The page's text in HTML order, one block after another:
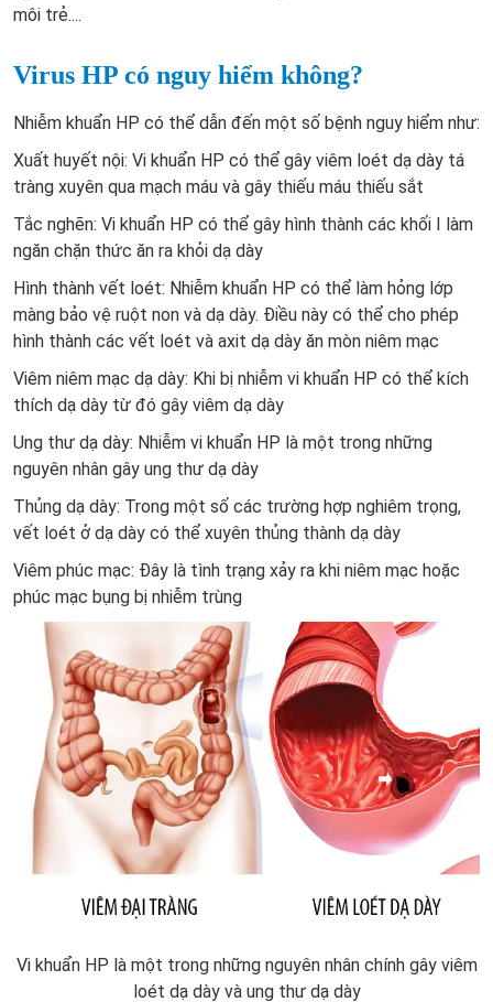
môi trẻ....
Virus HP có nguy hiểm không?
Nhiễm khuẩn HP có thể dẫn đến một số bệnh nguy hiểm như:
Xuất huyết nội: Vi khuẩn HP có thể gây viêm loét dạ dày tá
tràng xuyên qua mạch máu và gây thiếu máu thiếu sắt
Tắc nghẽn: Vi khuẩn HP có thể gây hình thành các khối I làm
ngăn chặn thức ăn ra khỏi dạ dày
Hình thành vết loét: Nhiễm khuẩn HP có thể làm hỏng lớp
màng bảo vệ ruột non và dạ dày. Điều này có thể cho phép
hình thành các vết loét và axit dạ dày ăn mòn niêm mạc
Viêm niêm mạc dạ dày: Khi bị nhiễm vi khuẩn HP có thể kích
thích dạ dày từ đó gây viêm dạ dày
Ung thư dạ dày: Nhiễm vi khuẩn HP là một trong những
nguyên nhân gây ung thư dạ dày
Thủng dạ dày: Trong một số các trường hợp nghiêm trọng,
vết loét ở dạ dày có thể xuyên thủng thành dạ dày
Viêm phúc mạc: Đây là tình trạng xảy ra khi niêm mạc hoặc
phúc mạc bụng bị nhiễm trùng
Vi khuẩn HP là một trong những nguyên nhân chính gây viêm
loét dạ dày và ung thư dạ dày